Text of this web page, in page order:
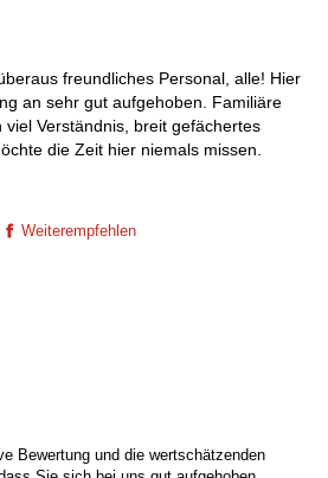
freundliches Personal, alle! Hier
an sehr gut aufgehoben. Familiäre
Verständnis, breit gefächertes
die Zeit hier niemals missen.
Weiterempfehlen
Bewertung und die wertschätzenden